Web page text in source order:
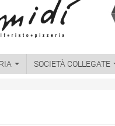
SOCIETÀ COLLEGATE